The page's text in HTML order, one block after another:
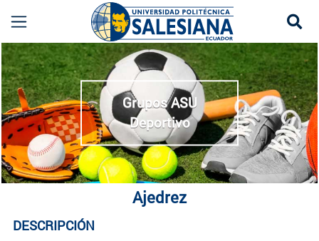
Ajedrez Quito UPS | Desarrollo Cognitivo y
more
Grupos ASU
Deportivo
Ajedrez
DESCRIPCIÓN